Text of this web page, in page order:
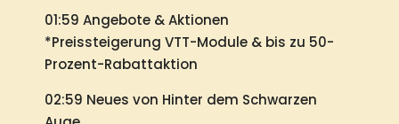
01:59 Angebote & Aktionen
*Preissteigerung VTT-Module & bis zu 50-
Prozent-Rabattaktion
02:59 Neues von Hinter dem Schwarzen